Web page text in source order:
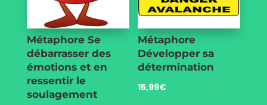
Métaphore Se
débarrasser des
émotions et en
ressentir le
soulagement
Métaphore
Développer sa
détermination
15,99€